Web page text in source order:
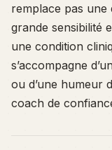
remplace pas une
grande sensibilité
une condition
s’accompagne
ou d’une humeur
coach de